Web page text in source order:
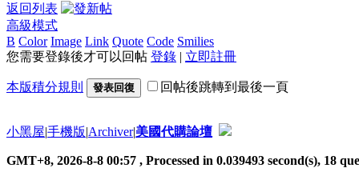
返回列表
高級模式
B Color Image Link Quote Code Smilies
您需要登錄後才可以回帖 登錄 | 立即註冊
本版積分規則 發表回復 回帖後跳轉到最後一頁
小黑屋|手機版|Archiver|美國代購論壇
GMT+8, 2026-8-8 00:57 , Processed in 0.039493 second(s), 18